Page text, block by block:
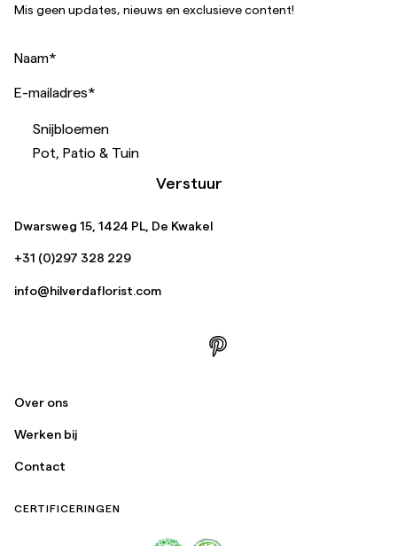
Mis geen updates, nieuws en exclusieve content!
Naam*
E-mailadres*
Snijbloemen
Pot, Patio & Tuin
Verstuur
Dwarsweg 15, 1424 PL, De Kwakel
+31 (0)297 328 229
info@hilverdaflorist.com
Over ons
Werken bij
Contact
CERTIFICERINGEN